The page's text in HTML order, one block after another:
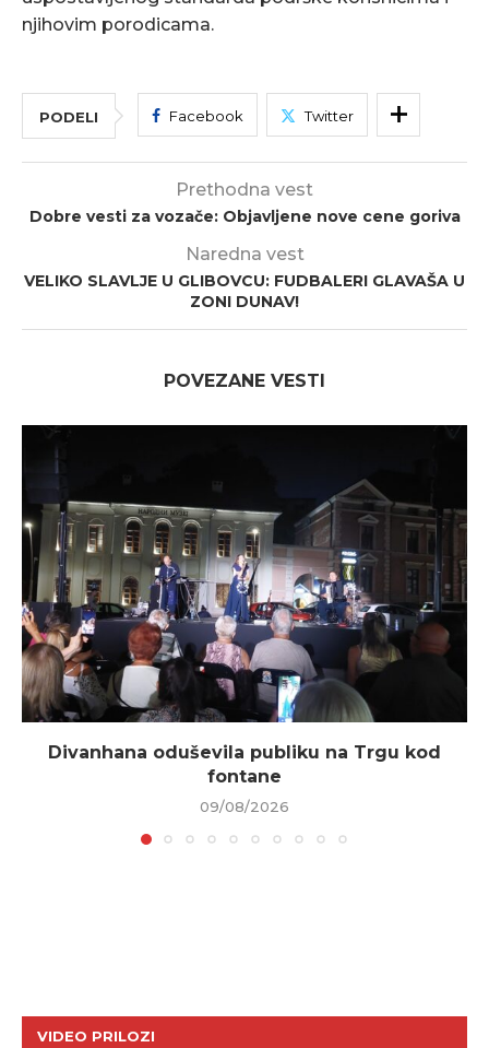
njihovim porodicama.
PODELI Facebook Twitter
Prethodna vest
Dobre vesti za vozače: Objavljene nove cene goriva
Naredna vest
VELIKO SLAVLJE U GLIBOVCU: FUDBALERI GLAVAŠA U
ZONI DUNAV!
POVEZANE VESTI
Divanhana oduševila publiku na Trgu kod
fontane
09/08/2026
VIDEO PRILOZI